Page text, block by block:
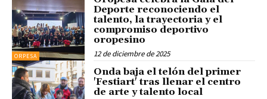
ORPESA
Deporte reconociendo el
talento, la trayectoria y el
compromiso deportivo
oropesino
12 de diciembre de 2025
Onda baja el telón del primer
'Festiart' tras llenar el centro
de arte y talento local